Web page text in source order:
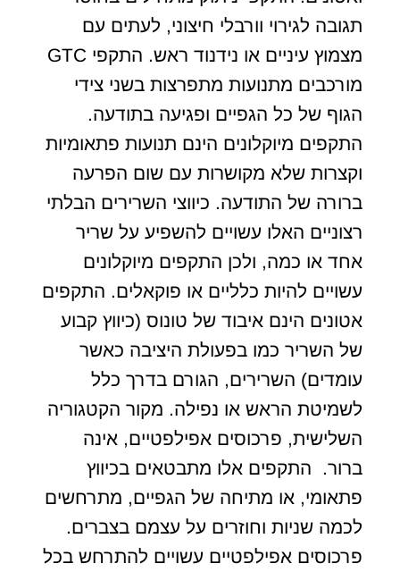
תגובה לגירוי וורבלי חיצוני, לעתים עם
מצמוץ עיניים או נידנוד ראש. התקפי GTC
מורכבים מתנועות מתפרצות בשני צידי
הגוף של כל הגפיים ופגיעה בתודעה.
התקפים מיוקלונים הינם תנועות פתאומיות
וקצרות שלא מקושרות עם שום הפרעה
ברורה של התודעה. כיווצי השרירים הבלתי
רצוניים האלו עשויים להשפיע על שריר
אחד או כמה, ולכן התקפים מיוקלונים
עשויים להיות כלליים או פוקאלים. התקפים
אטונים הינם איבוד של טונוס (כיווץ קבוע
של השריר כמו בפעולת היציבה כאשר
עומדים) השרירים, הגורם בדרך כלל
לשמיטת הראש או נפילה. מקור הקטגוריה
השלישית, פרכוסים אפילפטיים, אינה
ברור. התקפים אלו מתבטאים בכיווץ
פתאומי, או מתיחה של הגפיים, מתרחשים
לכמה שניות וחוזרים על עצמם בצברים.
פרכוסים אפילפטיים עשויים להתרחש בכל